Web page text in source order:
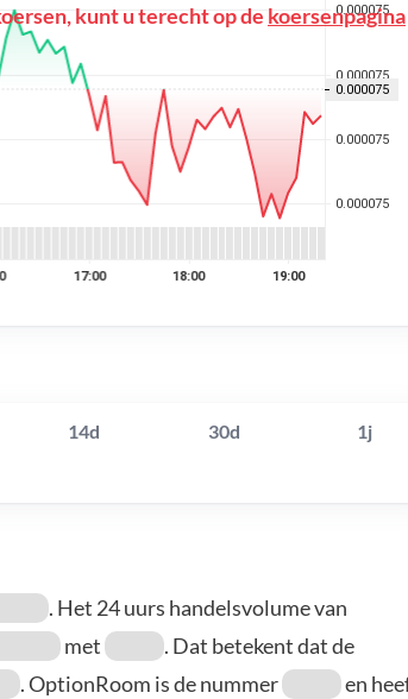
kunt u terecht op de koersenpagina
14d 30d 1j
. Het 24 uurs handelsvolume van
met
. Dat betekent dat de
. OptionRoom is de nummer
en